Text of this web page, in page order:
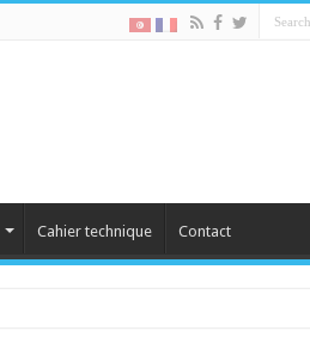
Cahier technique Contact